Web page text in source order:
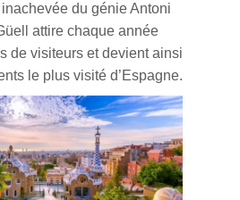
du génie Antoni
attire chaque année
de visiteurs etdevient ainsi
le plus visité d’Espagne.